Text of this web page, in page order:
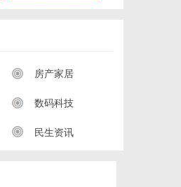
房产家居
数码科技
民生资讯